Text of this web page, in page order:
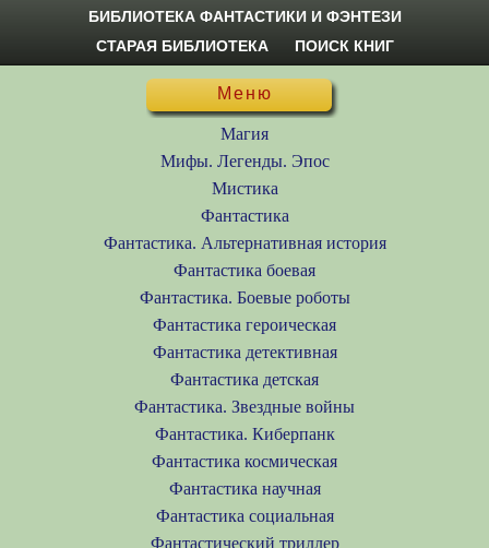
БИБЛИОТЕКА ФАНТАСТИКИ И ФЭНТЕЗИ
СТАРАЯ БИБЛИОТЕКА
ПОИСК КНИГ
Меню
Магия
Мифы. Легенды. Эпос
Мистика
Фантастика
Фантастика. Альтернативная история
Фантастика боевая
Фантастика. Боевые роботы
Фантастика героическая
Фантастика детективная
Фантастика детская
Фантастика. Звездные войны
Фантастика. Киберпанк
Фантастика космическая
Фантастика научная
Фантастика социальная
Фантастический триллер